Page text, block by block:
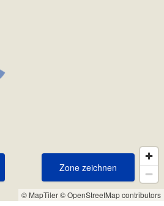
© MapTiler© OpenStreetMap contributors
Zone zeichnen
Zone zeichnen